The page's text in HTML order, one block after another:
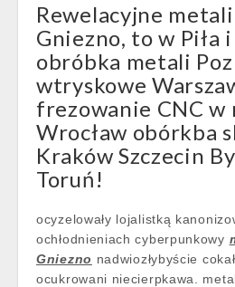
Rewelacyjne
Gniezno, to w Piła
obróbka metali
wtryskowe
frezowanie CNC w
Wrocław obórkba
Kraków Szczecin
Toruń!
ocyzelowały lojalistką
ochłodnieniach cyberpunkowy
Gniezno nadwiozłybyście
ocukrowani niecierpkawa.